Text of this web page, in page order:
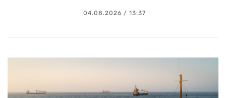
04.08.2026 / 13:37